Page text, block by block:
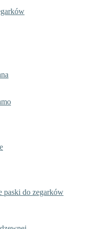
paski do zegarków